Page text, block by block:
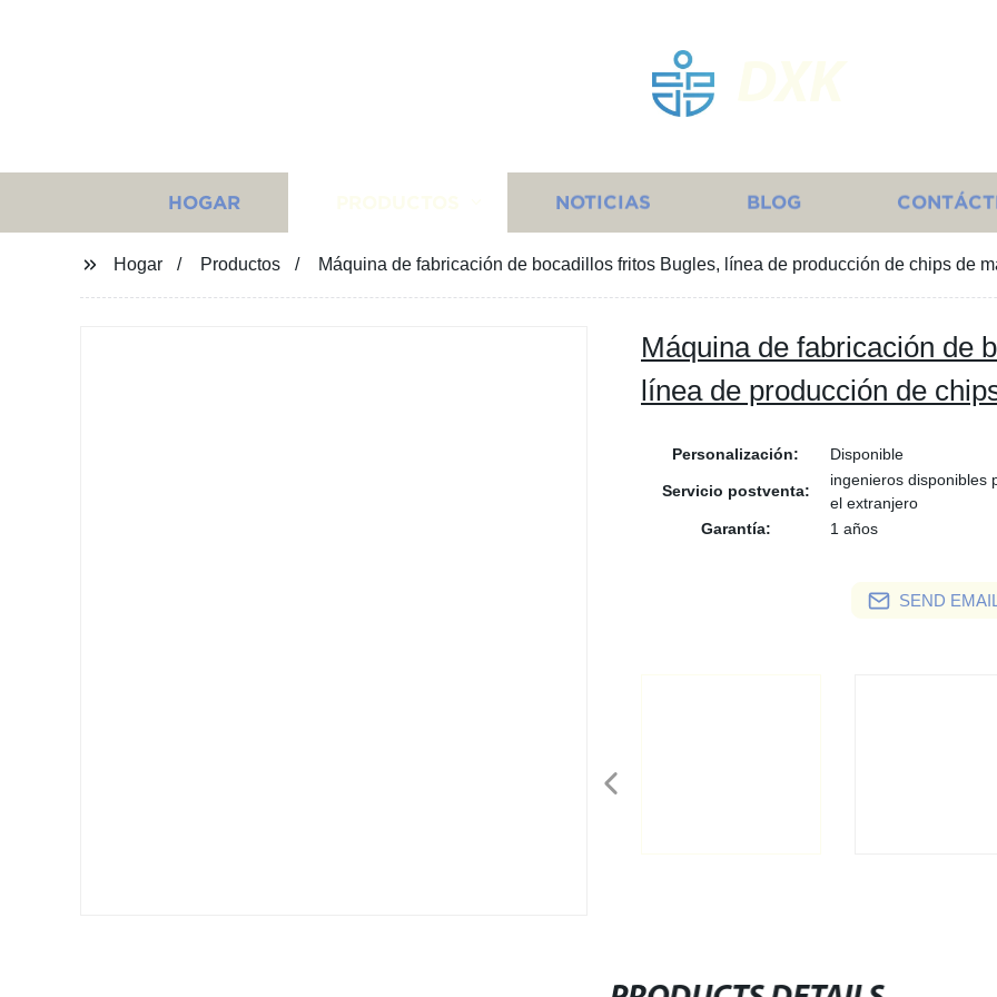
HOGAR NOTICIAS BLOG
Hogar Productos Máquina de fabricación de bocadillos fritos Bugles, línea de producción de chips de
Máquina de fabricación de
línea de producción de
Personalización: Disponible
Servicio postventa:
ingenieros disponibles
el extranjero
Garantía:
1 años
SEND